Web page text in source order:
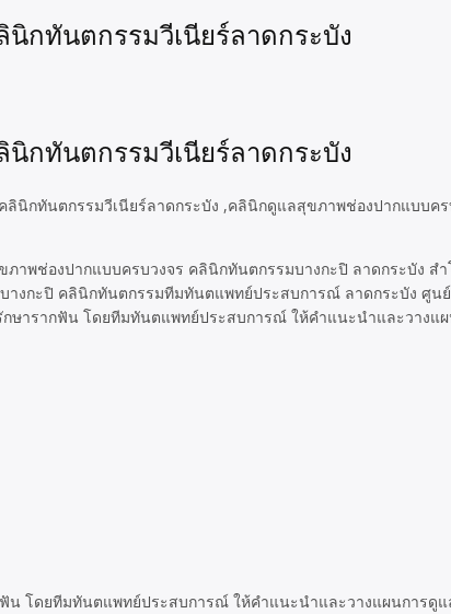
กทันตกรรมวีเนียร์ลาดกระบัง
กทันตกรรมวีเนียร์ลาดกระบัง
พช่องปากแบบครบวงจร คลินิกทันตกรรมบางกะปิ ลาดกระบัง สำ
งกะปิ คลินิกทันตกรรมทีมทันตแพทย์ประสบการณ์ ลาดกระบัง ศู
ษารากฟัน โดยทีมทันตแพทย์ประสบการณ์ ให้คำแนะนำและวางแ
โดยทีมทันตแพทย์ประสบการณ์ ให้คำแนะนำและวางแผนการดู